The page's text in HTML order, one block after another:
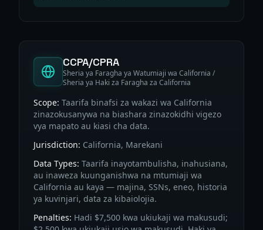
CCPA/CPRA
Sheria ya Faragha ya Watumiaji wa California /
Sheria ya Haki za Faragha za California
Scope: Taarifa binafsi za wakazi wa California
zinazokusanywa na biashara zinazokidhi vigezo
vya mapato au kiasi cha data.
Jurisdiction: California, Marekani
Data Types: Taarifa inayotambulisha, inahusiana,
au inaweza kuunganishwa na mtumiaji wa
California au kaya — majina, SSNs, eneo, historia
ya kuvinjari, data za kibaiolojia.
Penalties: Hadi $7,500 kwa ukiukaji wa makusudi;